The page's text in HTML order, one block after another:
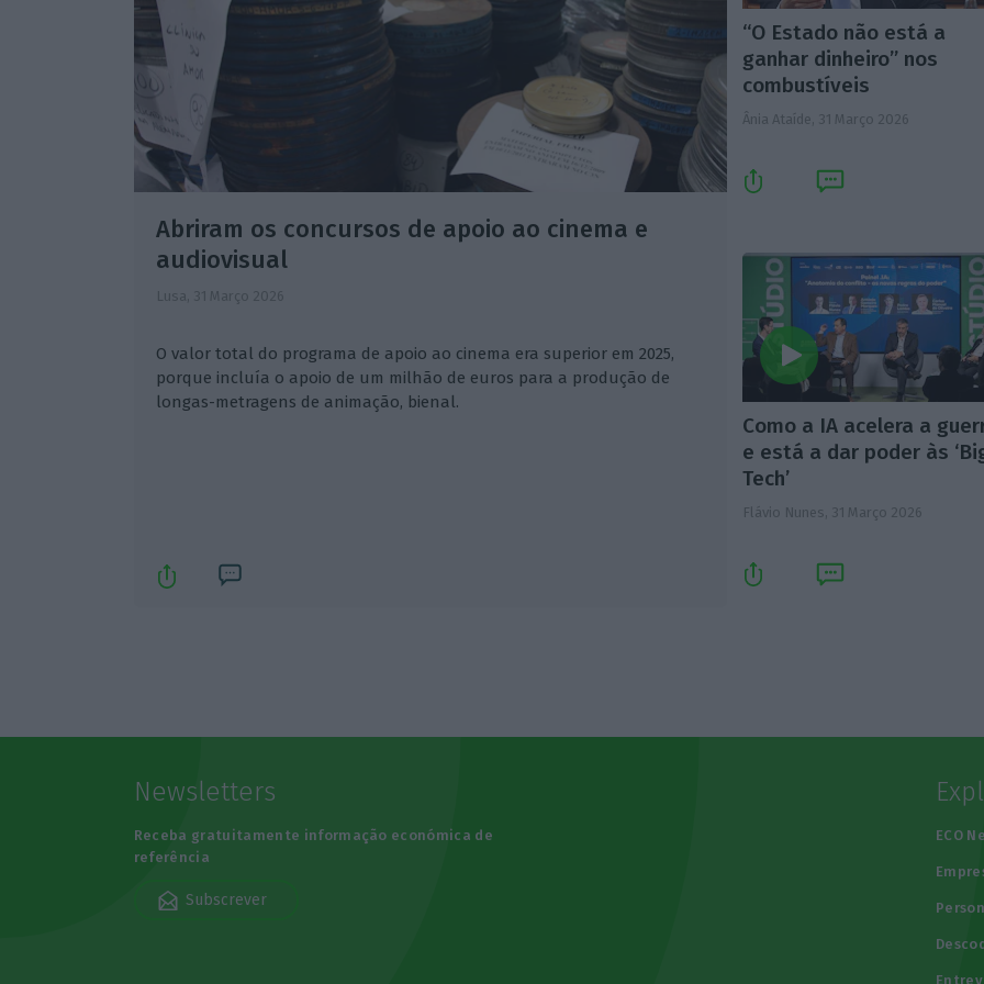
Abriram os concursos de apoio ao cinema e
audiovisual
Lusa, 31 Março 2026
O valor total do programa de apoio ao cinema era superior em 2025,
porque incluía o apoio de um milhão de euros para a produção de
longas-metragens de animação, bienal.
“O Estado não está a
ganhar dinheiro” nos
combustíveis
Ânia Ataíde, 31 Março 2026
Como a IA acelera a
e está a dar poder às
Tech’
Flávio Nunes, 31 Março 2026
Newsletters
Receba gratuitamente informação económica de
referência
Subscrever
ECO